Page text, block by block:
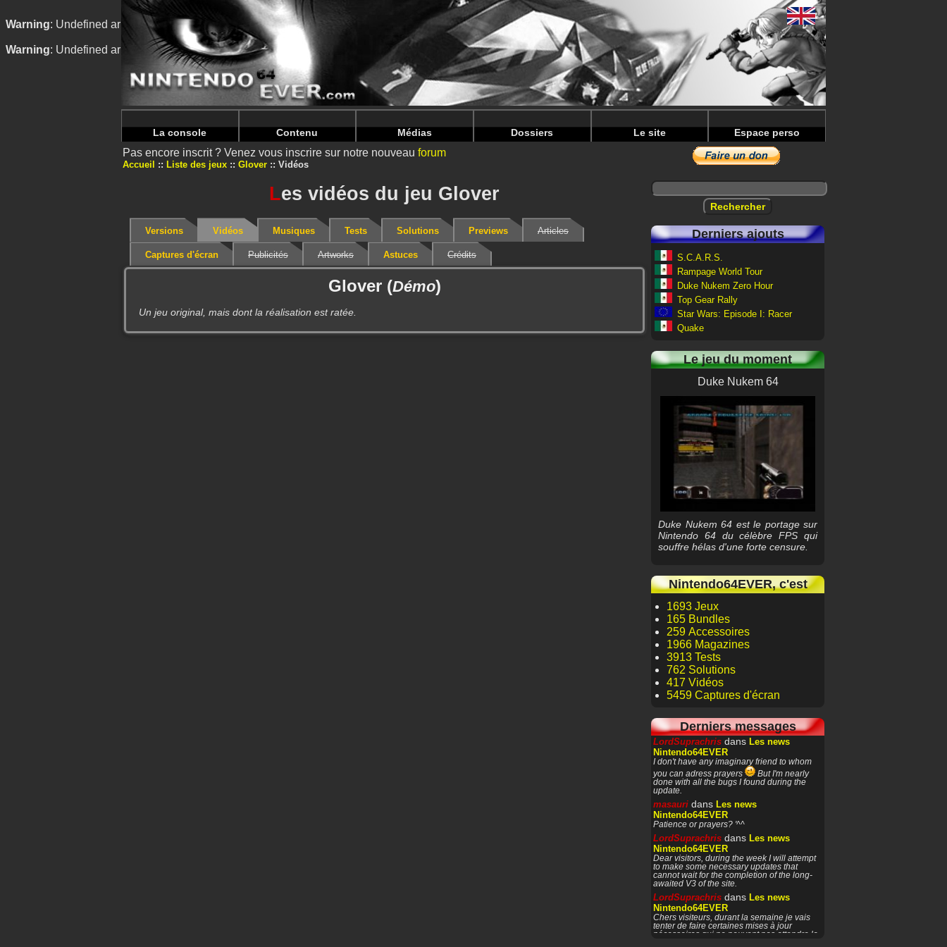
Warning: Undefined array key "HTTP_REFERER" in/home/nintendoju/www/Videos-V2.php on line
Warning: Undefined array key "HTTP_REFERER" in/home/nintendoju/www/Videos-V2.phpon line72
La console Contenu Médias Dossiers Le site Espace perso
Pas encore inscrit ? Venez vous inscrire sur notre nouveau forum
Accueil Liste des jeux Glover Vidéos
Les vidéos du jeu Glover
Versions Vidéos Musiques Tests Solutions Previews Articles
Captures d'écran Publicités Artworks Astuces Crédits
Glover (Démo)
Un jeu original, mais dont la réalisation est ratée.
Derniers ajouts
S.C.A.R.S.
Rampage World Tour
Duke Nukem Zero Hour
Top Gear Rally
Star Wars: Episode I: Racer
Quake
Le jeu du moment
Duke Nukem 64
Duke Nukem 64 est le portage sur
Nintendo 64 du célèbre FPS qui
souffre hélas d'une forte censure.
Nintendo64EVER, c'est
1693 Jeux
165 Bundles
259 Accessoires
1966 Magazines
3913 Tests
762 Solutions
417 Vidéos
5459 Captures d'écran
Derniers messages
LordSuprachris dans Les news
Nintendo64EVER
I don't have any imaginary friend to whom
you can adress prayers
But I'm nearly
done with all the bugs I found during the
update.
masauri dans Les news
Nintendo64EVER
Patience or prayers? '^^
LordSuprachris dans Les news
Nintendo64EVER
Dear visitors, during the week I will attempt
to make some necessary updates that
cannot wait for the completion of the long-
awaited V3 of the site.
LordSuprachris dans Les news
Nintendo64EVER
Chers visiteurs, durant la semaine je vais
tenter de faire certaines mises à jour
nécessaires qui ne peuvent pas attendre la